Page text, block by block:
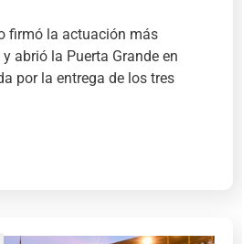
firmó la actuación más
abrió la Puerta Grande en
por la entrega de los tres